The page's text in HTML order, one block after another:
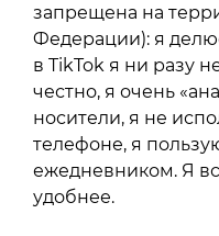
запрещена на
Федерации): я
в TikTok я ни разу
честно, я очень
носители, я не
телефоне, я
ежедневником. Я
удобнее.